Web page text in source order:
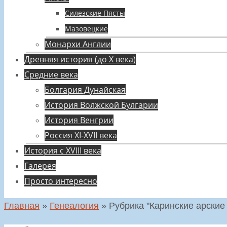
Силезские Пясты
Мазовецкие
Монархи Англии
Древняя история (до X века)
Средние века
Болгария Дунайская
История Волжской Булгарии
История Венгрии
Россия XI-XVII века
История с XVIII века
Галерея
Просто интересно
Главная » Генеалогия » Рубрика "Каринские арские